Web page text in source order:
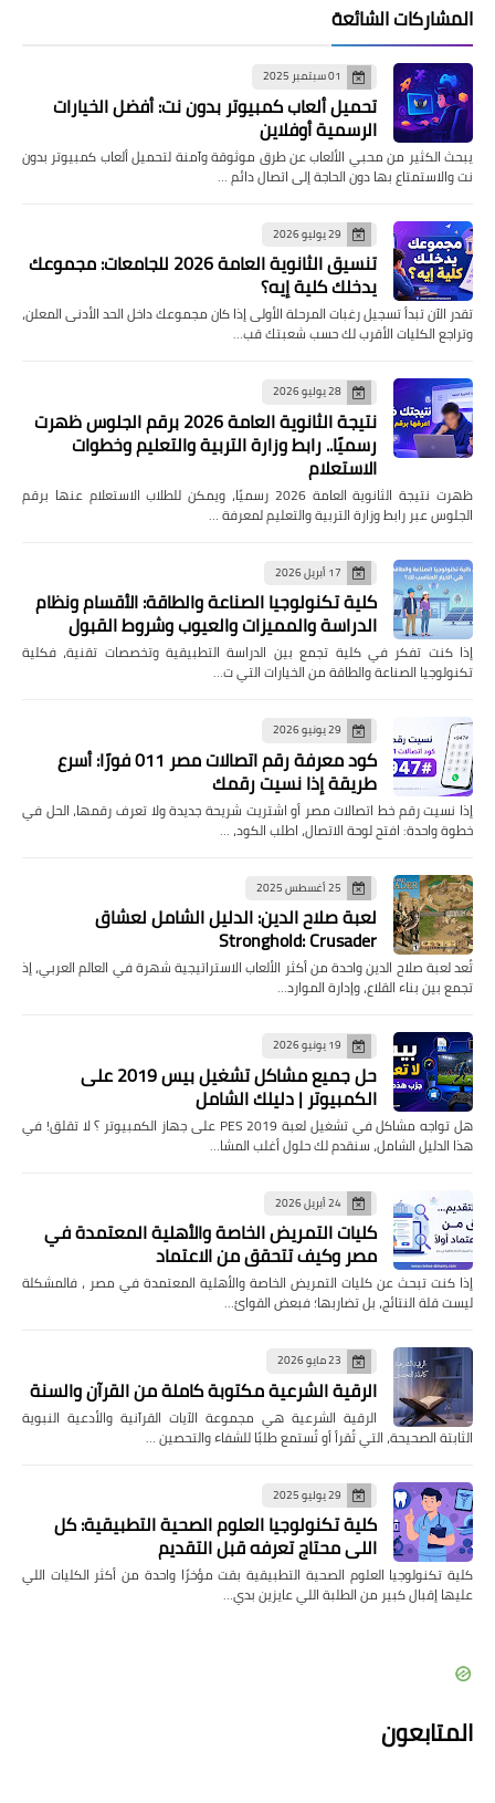
المشاركات الشائعة
01 سبتمبر 2025
تحميل ألعاب كمبيوتر بدون نت: أفضل الخيارات
الرسمية أوفلاين
يبحث الكثير من محبي الألعاب عن طرق موثوقة وآمنة لتحميل ألعاب كمبيوتر بدون
نت والاستمتاع بها دون الحاجة إلى اتصال دائم …
29 يوليو 2026
تنسيق الثانوية العامة 2026 للجامعات: مجموعك
يدخلك كلية إيه؟
تقدر الآن تبدأ تسجيل رغبات المرحلة الأولى إذا كان مجموعك داخل الحد الأدنى المعلن،
وتراجع الكليات الأقرب لك حسب شعبتك قب…
28 يوليو 2026
نتيجة الثانوية العامة 2026 برقم الجلوس ظهرت
رسميًا.. رابط وزارة التربية والتعليم وخطوات
الاستعلام
ظهرت نتيجة الثانوية العامة 2026 رسميًا، ويمكن للطلاب الاستعلام عنها برقم
الجلوس عبر رابط وزارة التربية والتعليم لمعرفة …
17 أبريل 2026
كلية تكنولوجيا الصناعة والطاقة: الأقسام ونظام
الدراسة والمميزات والعيوب وشروط القبول
إذا كنت تفكر في كلية تجمع بين الدراسة التطبيقية وتخصصات تقنية، فكلية
تكنولوجيا الصناعة والطاقة من الخيارات التي ت…
29 يونيو 2026
كود معرفة رقم اتصالات مصر 011 فورًا: أسرع
طريقة إذا نسيت رقمك
إذا نسيت رقم خط اتصالات مصر أو اشتريت شريحة جديدة ولا تعرف رقمها، الحل في
خطوة واحدة: افتح لوحة الاتصال، اطلب الكود، …
25 أغسطس 2025
لعبة صلاح الدين: الدليل الشامل لعشاق
Stronghold: Crusader
تُعد لعبة صلاح الدين واحدة من أكثر الألعاب الاستراتيجية شهرة في العالم العربي، إذ
تجمع بين بناء القلاع، وإدارة الموارد…
19 يونيو 2026
حل جميع مشاكل تشغيل بيس 2019 على
الكمبيوتر | دليلك الشامل
هل تواجه مشاكل في تشغيل لعبة PES 2019 على جهاز الكمبيوتر ؟ لا تقلق! في
هذا الدليل الشامل، سنقدم لك حلول أغلب المشا…
24 أبريل 2026
كليات التمريض الخاصة والأهلية المعتمدة في
مصر وكيف تتحقق من الاعتماد
إذا كنت تبحث عن كليات التمريض الخاصة والأهلية المعتمدة في مصر ، فالمشكلة
ليست قلة النتائج، بل تضاربها؛ فبعض القوائ…
23 مايو 2026
الرقية الشرعية مكتوبة كاملة من القرآن والسنة
الرقية الشرعية هي مجموعة الآيات القرآنية والأدعية النبوية
الثابتة الصحيحة، التي تُقرأ أو تُستمع طلبًا للشفاء والتحصين …
29 يوليو 2025
كلية تكنولوجيا العلوم الصحية التطبيقية: كل
اللي محتاج تعرفه قبل التقديم
كلية تكنولوجيا العلوم الصحية التطبيقية بقت مؤخرًا واحدة من أكثر الكليات اللي
عليها إقبال كبير من الطلبة اللي عايزين بدي…
المتابعون